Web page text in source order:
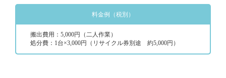
料金例（税別）
搬出費用：5,000円（二人作業）
処分費：1台×3,000円（リサイクル券別途 約5,000円）